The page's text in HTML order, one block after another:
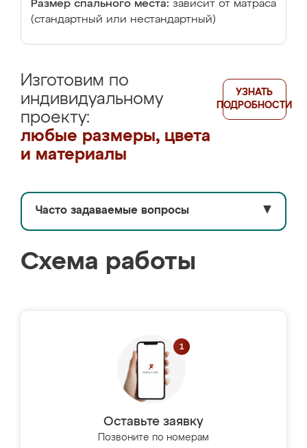
Размер спального места: зависит от матраса
(стандартный или нестандартный)
Изготовим по
индивидуальному
проекту:
любые размеры, цвета
и материалы
УЗНАТЬ
ПОДРОБНОСТИ
Часто задаваемые вопросы ▼
Схема работы
Оставьте заявку
Позвоните по номерам